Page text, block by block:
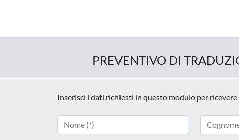
PREVENTIVO DI
Inserisci i dati richiesti in questo modulo per